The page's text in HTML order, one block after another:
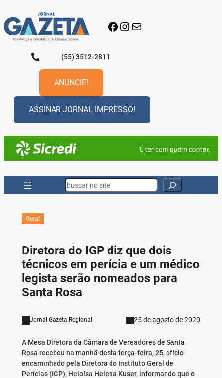
para
o
conteúdo
Facebook
Instagram
E-mail
(55) 3512-2811
ANUNCIE!
ASSINAR JORNAL IMPRESSO!
Search
Geral
Diretora do IGP diz que dois
técnicos em perícia e um médico
legista serão nomeados para
Santa Rosa
Jornal Gazeta Regional 25 de agosto de 2020
A Mesa Diretora da Câmara de Vereadores de Santa
Rosa recebeu na manhã desta terça-feira, 25, ofício
encaminhado pela Diretora do Instituto Geral de
Perícias (IGP), Heloísa Helena Kuser, informando que o